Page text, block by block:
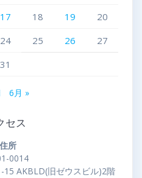
17 18 19
20
24 25 26
27
31
6月 »
セス
所
0014
AKBLD(旧ゼウスビル)2階